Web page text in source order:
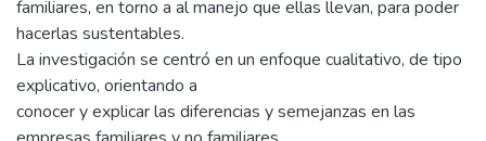
familiares, en torno a al manejo que ellas llevan, para poder
hacerlas sustentables.
La investigación se centró en un enfoque cualitativo, de tipo
explicativo, orientando a
conocer y explicar las diferencias y semejanzas en las